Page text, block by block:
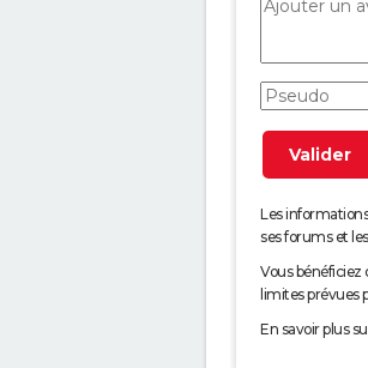
Les
ses forums et
Vous bénéficiez
limites prévues
En savoir plus